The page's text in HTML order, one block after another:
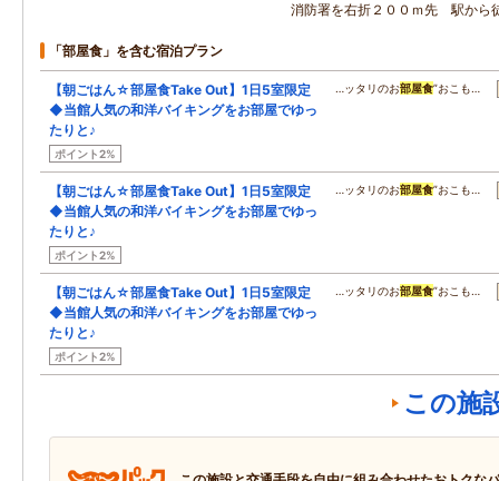
消防署を右折２００ｍ先 駅から
「部屋食」を含む宿泊プラン
【朝ごはん☆部屋食Take Out】1日5室限定
◆当館人気の和洋バイキングをお部屋でゆっ
たりと♪
ポイント2%
…ッタリのお部屋食”おこも…
【朝ごはん☆部屋食Take Out】1日5室限定
◆当館人気の和洋バイキングをお部屋でゆっ
たりと♪
ポイント2%
…ッタリのお部屋食”おこも…
【朝ごはん☆部屋食Take Out】1日5室限定
◆当館人気の和洋バイキングをお部屋でゆっ
たりと♪
ポイント2%
…ッタリのお部屋食”おこも…
この施